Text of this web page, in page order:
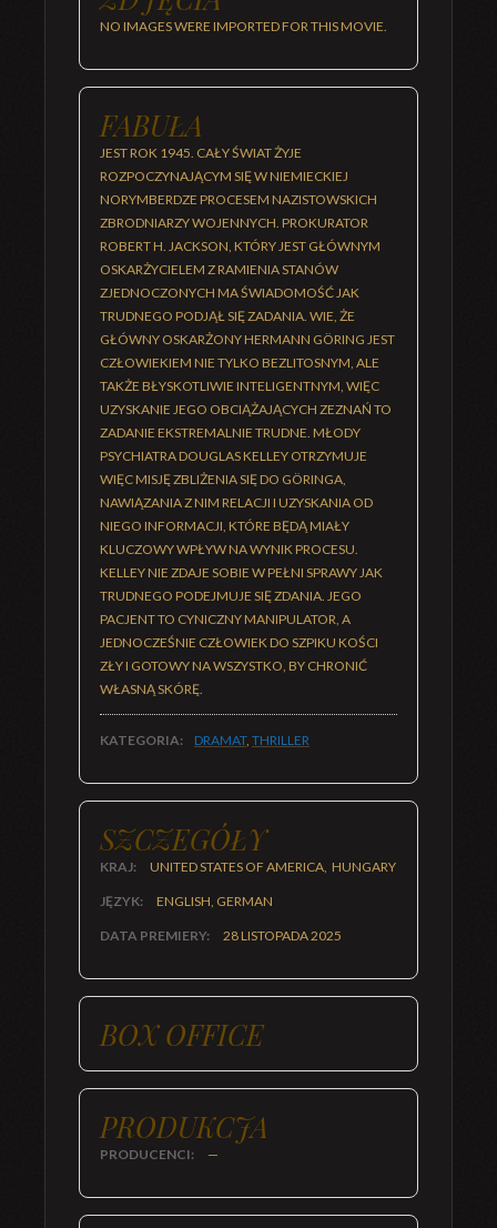
NO IMAGES WERE IMPORTED FOR THIS MOVIE.
FABUŁA
JEST ROK 1945. CAŁY ŚWIAT ŻYJE
ROZPOCZYNAJĄCYM SIĘ W NIEMIECKIEJ
NORYMBERDZE PROCESEM NAZISTOWSKICH
ZBRODNIARZY WOJENNYCH. PROKURATOR
ROBERT H. JACKSON, KTÓRY JEST GŁÓWNYM
OSKARŻYCIELEM Z RAMIENIA STANÓW
ZJEDNOCZONYCH MA ŚWIADOMOŚĆ JAK
TRUDNEGO PODJĄŁ SIĘ ZADANIA. WIE, ŻE
GŁÓWNY OSKARŻONY HERMANN GÖRING JEST
CZŁOWIEKIEM NIE TYLKO BEZLITOSNYM, ALE
TAKŻE BŁYSKOTLIWIE INTELIGENTNYM, WIĘC
UZYSKANIE JEGO OBCIĄŻAJĄCYCH ZEZNAŃ TO
ZADANIE EKSTREMALNIE TRUDNE. MŁODY
PSYCHIATRA DOUGLAS KELLEY OTRZYMUJE
WIĘC MISJĘ ZBLIŻENIA SIĘ DO GÖRINGA,
NAWIĄZANIA Z NIM RELACJI I UZYSKANIA OD
NIEGO INFORMACJI, KTÓRE BĘDĄ MIAŁY
KLUCZOWY WPŁYW NA WYNIK PROCESU.
KELLEY NIE ZDAJE SOBIE W PEŁNI SPRAWY JAK
TRUDNEGO PODEJMUJE SIĘ ZDANIA. JEGO
PACJENT TO CYNICZNY MANIPULATOR, A
JEDNOCZEŚNIE CZŁOWIEK DO SZPIKU KOŚCI
ZŁY I GOTOWY NA WSZYSTKO, BY CHRONIĆ
WŁASNĄ SKÓRĘ.
KATEGORIA: DRAMAT, THRILLER
SZCZEGÓŁY
KRAJ: UNITED STATES OF AMERICA, HUNGARY
JĘZYK: ENGLISH, GERMAN
DATA PREMIERY: 28 LISTOPADA 2025
BOX OFFICE
PRODUKCJA
PRODUCENCI: —